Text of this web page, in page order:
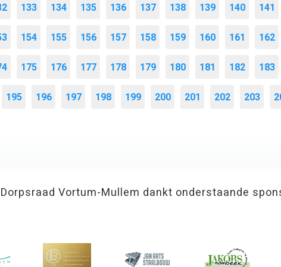
133 134 135 136 137 138 139 140 141
154 155 156 157 158 159 160 161 162
175 176 177 178 179 180 181 182 183
195 196 197 198 199 200 201 202 203
Vortum-Mullem dankt onderstaande